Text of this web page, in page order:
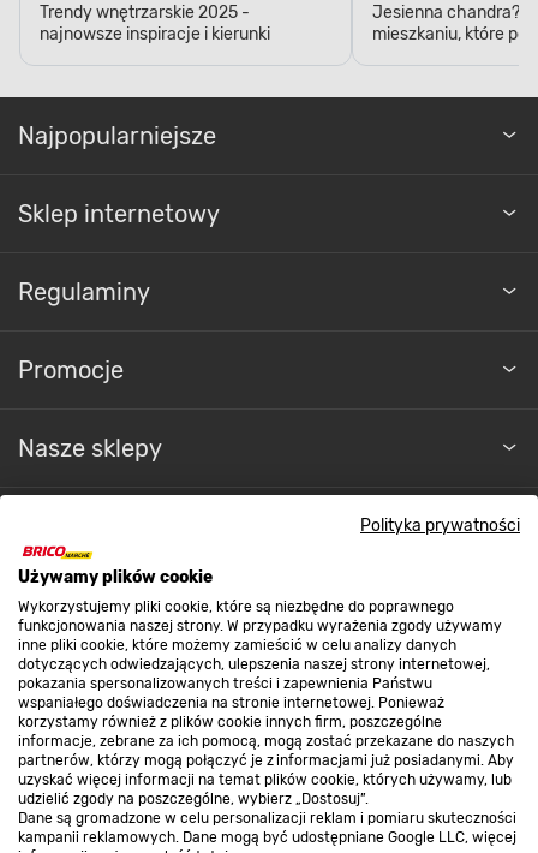
Polityka prywatności
Używamy plików cookie
Wykorzystujemy pliki cookie, które są niezbędne do poprawnego
funkcjonowania naszej strony. W przypadku wyrażenia zgody używamy
inne pliki cookie, które możemy zamieścić w celu analizy danych
dotyczących odwiedzających, ulepszenia naszej strony internetowej,
pokazania spersonalizowanych treści i zapewnienia Państwu
wspaniałego doświadczenia na stronie internetowej. Ponieważ
korzystamy również z plików cookie innych firm, poszczególne
informacje, zebrane za ich pomocą, mogą zostać przekazane do naszych
partnerów, którzy mogą połączyć je z informacjami już posiadanymi. Aby
uzyskać więcej informacji na temat plików cookie, których używamy, lub
udzielić zgody na poszczególne, wybierz „Dostosuj”.
Dane są gromadzone w celu personalizacji reklam i pomiaru skuteczności
kampanii reklamowych. Dane mogą być udostępniane Google LLC, więcej
Trendy wnętrzarskie 2025 -
najnowsze inspiracje i kierunki
Jesienna chandra?
mieszkaniu, które
Najpopularniejsze
Sklep internetowy
Regulaminy
Promocje
Nasze sklepy
Kontakt do sklepu
Strefa biznesu
Dołącz do nas